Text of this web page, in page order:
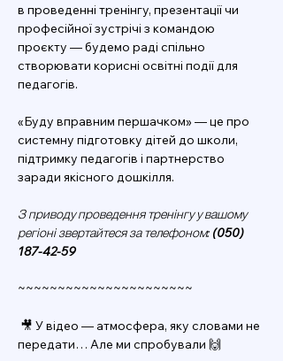
в проведенні тренінгу, презентації чи
професійної зустрічі з командою
проєкту — будемо раді спільно
створювати корисні освітні події для
педагогів.
«Буду вправним першачком» — це про
системну підготовку дітей до школи,
підтримку педагогів і партнерство
заради якісного дошкілля.
З приводу проведення тренінгу у вашому
регіоні звертайтеся за телефоном: (050)
187-42-59
~~~~~~~~~~~~~~~~~~~~~~
🎥 У відео — атмосфера, яку словами не
передати… Але ми спробували 🙌